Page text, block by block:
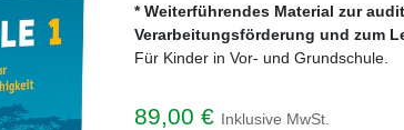
* Weiterführendes Material zur
Verarbeitungsförderung und zum
Für Kinder in Vor- und Grundschule.
89,00 € Inklusive MwSt.